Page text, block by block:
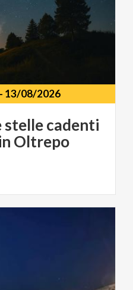
13/08/2026
stelle cadenti
Oltrepo